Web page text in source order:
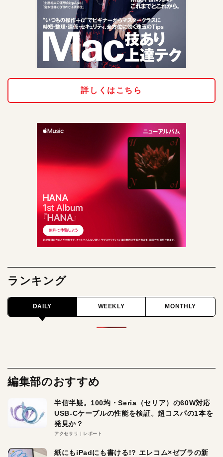
詳しくはこちら
ランキング
DAILY WEEKLY MONTHLY
編集部のおすすめ
半信半疑。100均・Seria（セリア）の60W対応
USB-Cケーブルの性能を検証。超コスパの1本を
発見か？
アクセサリ レポート
紙にもiPadにも書ける!? エレコム×ゼブラの新